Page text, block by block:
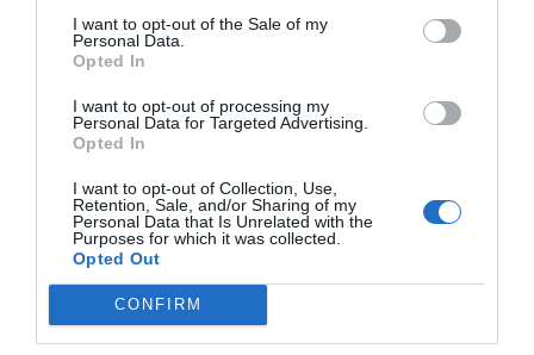
I want to opt-out of the Sale of my
Personal Data.
Opted In
I want to opt-out of processing my
Personal Data for Targeted Advertising.
Opted In
I want to opt-out of Collection, Use,
Retention, Sale, and/or Sharing of my
Personal Data that Is Unrelated with the
Purposes for which it was collected.
Opted Out
CONFIRM